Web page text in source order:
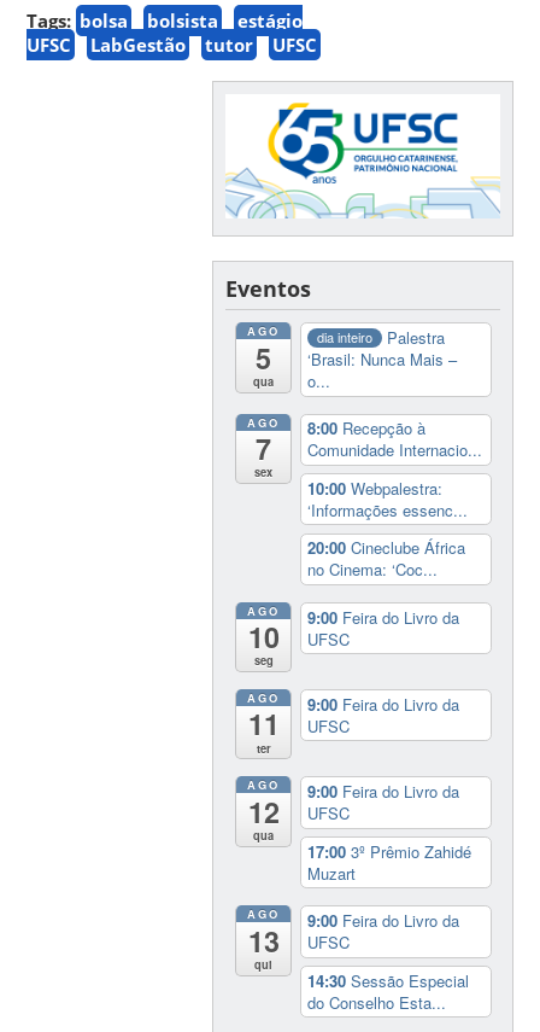
Tags: bolsa bolsista
estágio
UFSC
LabGestão tutor UFSC
Eventos
AGO
5
qua
dia inteiro
Palestra
‘Brasil: Nunca Mais –
o...
AGO
7
sex
8:00 Recepção à
Comunidade Internacio...
10:00Webpalestra:
‘Informações essenc...
20:00Cineclube África
no Cinema: ‘Coc...
AGO
10
seg
9:00 Feira do Livro da
UFSC
AGO
11
ter
9:00 Feira do Livro da
UFSC
AGO
12
qua
9:00 Feira do Livro da
UFSC
17:003º Prêmio Zahidé
Muzart
AGO
13
qui
9:00 Feira do Livro da
UFSC
14:30Sessão Especial
do Conselho Esta...